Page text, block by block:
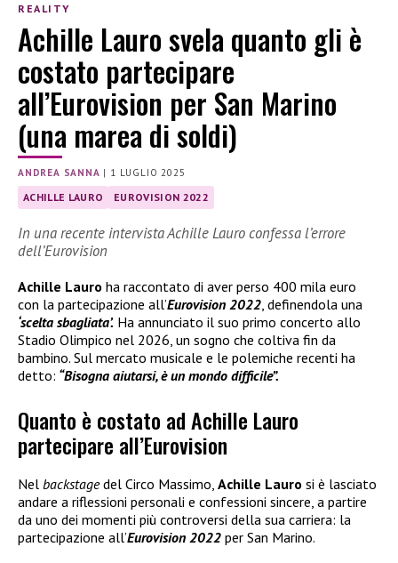
REALITY
Achille Lauro svela quanto gli è
costato partecipare
all’Eurovision per San Marino
(una marea di soldi)
ANDREA SANNA | 1 LUGLIO 2025
ACHILLE LAURO EUROVISION 2022
In una recente intervista Achille Lauro confessa l’errore
dell’Eurovision
Achille Lauro ha raccontato di aver perso 400 mila euro
con la partecipazione all’Eurovision 2022 , definendola una
‘scelta sbagliata’. Ha annunciato il suo primo concerto allo
Stadio Olimpico nel 2026, un sogno che coltiva fin da
bambino. Sul mercato musicale e le polemiche recenti ha
detto: “Bisogna aiutarsi, è un mondo difficile”.
Quanto è costato ad Achille Lauro
partecipare all’Eurovision
Nel backstagedel Circo Massimo, Achille Lauro si è lasciato
andare a riflessioni personali e confessioni sincere, a partire
da uno dei momenti più controversi della sua carriera: la
partecipazione all’Eurovision 2022 per San Marino.